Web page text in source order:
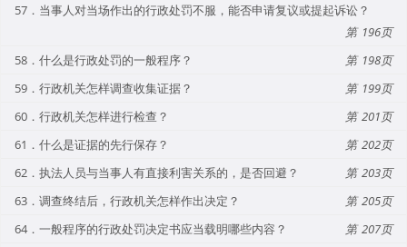
57．当事人对当场作出的行政处罚不服，能否申请复议或提起诉讼？
196
58．什么是行政处罚的一般程序？
198
59．行政机关怎样调查收集证据？
199
60．行政机关怎样进行检查？
201
61．什么是证据的先行保存？
202
62．执法人员与当事人有直接利害关系的，是否回避？
203
63．调查终结后，行政机关怎样作出决定？
205
64．一般程序的行政处罚决定书应当载明哪些内容？
207